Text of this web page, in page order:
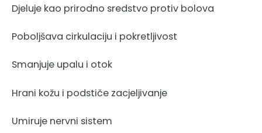
Djeluje kao prirodno sredstvo protiv bolova
Poboljšava cirkulaciju i pokretljivost
Smanjuje upalu i otok
Hrani kožu i podstiče zacjeljivanje
Umiruje nervni sistem